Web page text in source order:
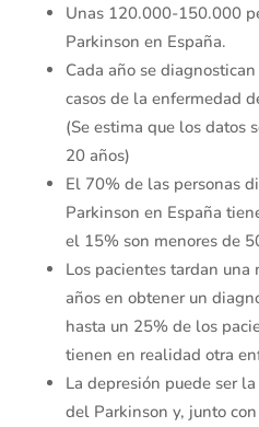
Unas 120.000-150.000
Parkinson en España.
Cada año se
casos de la enfermedad
(Se estima que los datos
20 años)
El 70% de las personas
Parkinson en España
el 15% son menores de
Los pacientes tardan una
años en obtener un
hasta un 25% de los
tienen en realidad otra
La depresión puede ser
del Parkinson y, junto